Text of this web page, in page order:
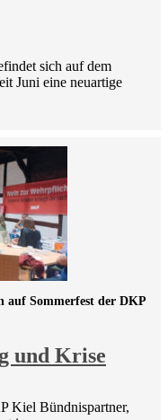
sich auf dem
Juni eine neuartige
und Krise
auf Sommerfest der DKP
Kiel Bündnispartner,